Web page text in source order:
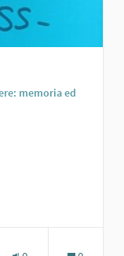
memoria ed